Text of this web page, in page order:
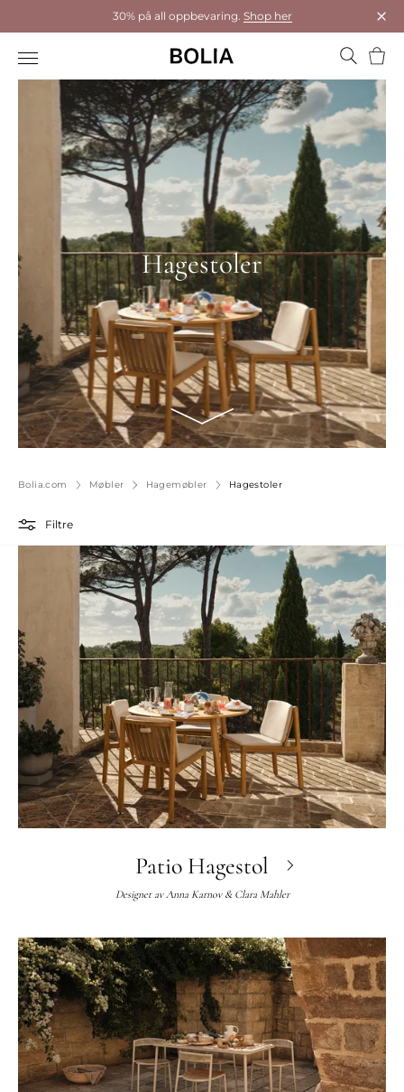
30% på all oppbevaring. Shop her
Hagestoler
Bolia.com Møbler Hagemøbler Hagestoler
Filtre
Patio Hagestol
Designet av Anna Karnov & Clara Mahler